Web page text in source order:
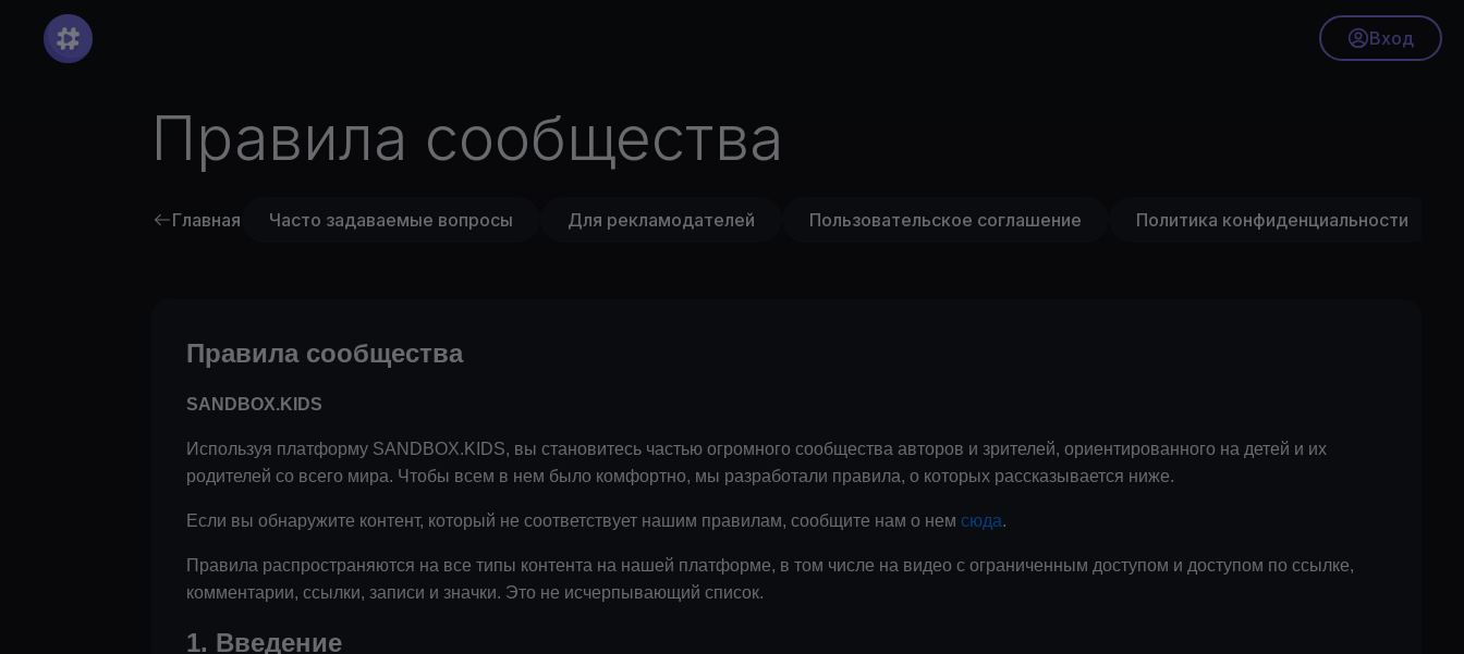
Вход
Правила сообщества
Главная Часто задаваемые вопросы Для рекламодателей Пользовательское соглашение Политика конфиденциальности
Правила сообщества
SANDBOX.KIDS
Используя платформу SANDBOX.KIDS, вы становитесь частью огромного сообщества авторов и зрителей, ориентированного на детей и их
родителей со всего мира. Чтобы всем в нем было комфортно, мы разработали правила, о которых рассказывается ниже.
Если вы обнаружите контент, который не соответствует нашим правилам, сообщите нам о нем сюда.
Правила распространяются на все типы контента на нашей платформе, в том числе на видео с ограниченным доступом и доступом по ссылке,
комментарии, ссылки, записи и значки. Это не исчерпывающий список.
1. Введение